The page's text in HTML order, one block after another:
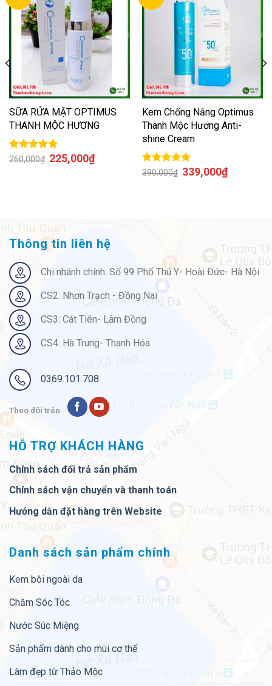
SỮA RỬA MẶT OPTIMUS
THANH MỘC HƯƠNG
Được xếp
260,000₫ 225,000₫
Kem Chống Nắng Optimus
Thanh Mộc Hương Anti-
shine Cream
Được xếp
390,000₫ 339,000₫
Thông tin liên hệ
Chi nhánh chính: Số 99 Phố Thú Y- Hoài Đức- Hà Nội
CS2: Nhơn Trạch - Đồng Nai
CS3: Cát Tiên- Lâm Đồng
CS4: Hà Trung- Thanh Hóa
0369.101.708
Theo dõi trên
HỖ TRỢ KHÁCH HÀNG
Chính sách đổi trả sản phẩm
Chính sách vận chuyển và thanh toán
Hướng dẫn đặt hàng trên Website
Danh sách sản phẩm chính
Kem bôi ngoài da
Chăm Sóc Tóc
Nước Súc Miệng
Sản phẩm dành cho mùi cơ thể
Làm đẹp từ Thảo Mộc